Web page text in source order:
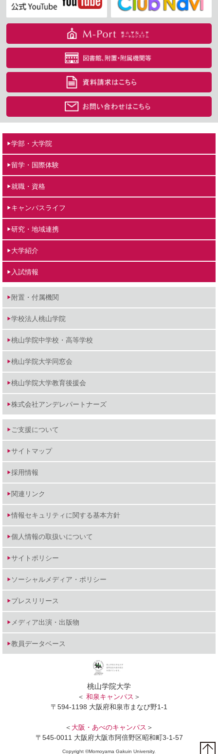
学部・大学院
留学・国際体験
就職・資格
キャンパスライフ
研究・地域連携
大学紹介
入試情報
附置・付属機関
学校法人桃山学院
桃山学院中学校・高等学校
桃山学院大学同窓会
桃山学院大学教育後援会
株式会社アンデレパートナーズ
ご支援について
サイトマップ
採用情報
関連リンク
情報セキュリティに関する基本方針
個人情報の取扱いについて
サイトポリシー
ソーシャルメディア・ポリシー
プレスリリース
メディア出演・出版物
教員データベース
桃山学院大学
＜ 和泉キャンパス ＞
〒594-1198 大阪府和泉市まなび野1-1
＜ 大阪・あべのキャンパス ＞
〒545-0011 大阪府大阪市阿倍野区昭和町3-1-57
Copyright ©Momoyama Gakuin University.